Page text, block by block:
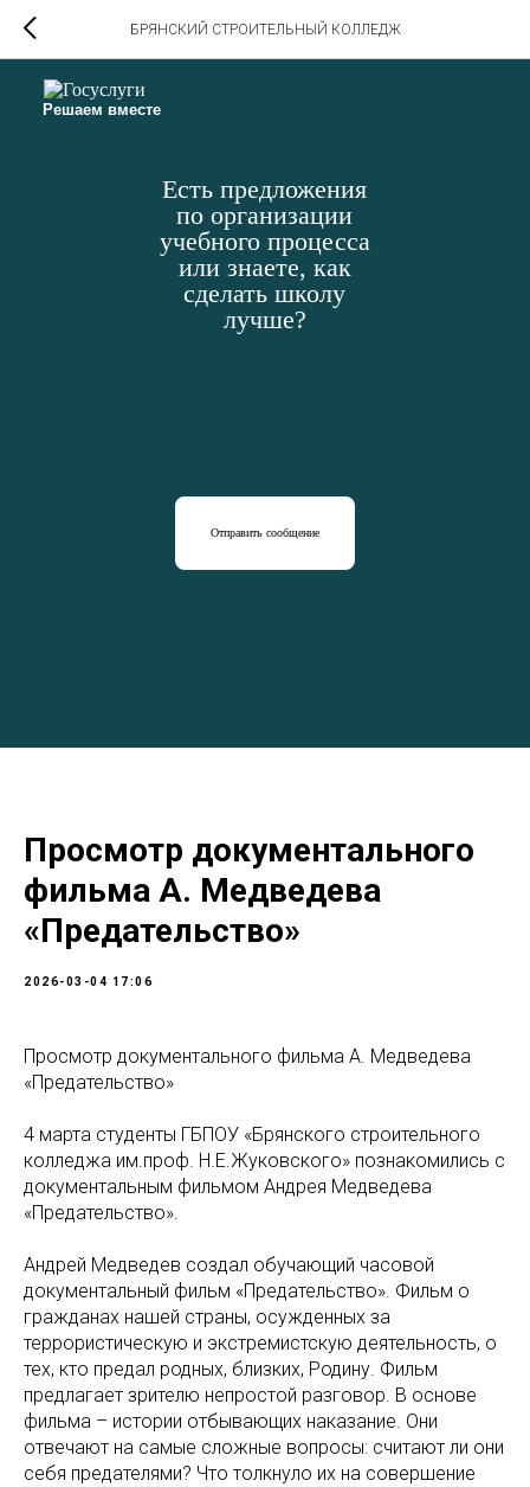
Решаем вместе
Есть предложения
по организации
учебного процесса
или знаете, как
сделать школу
лучше?
Отправить сообщение
БРЯНСКИЙ СТРОИТЕЛЬНЫЙ КОЛЛЕДЖ
Просмотр документального
фильма А. Медведева
«Предательство»
2026-03-04 17:06
Просмотр документального фильма А. Медведева
«Предательство»
4 марта студенты ГБПОУ «Брянского строительного
колледжа им.проф. Н.Е.Жуковского» познакомились с
документальным фильмом Андрея Медведева
«Предательство».
Андрей Медведев создал обучающий часовой
документальный фильм «Предательство». Фильм о
гражданах нашей страны, осужденных за
террористическую и экстремистскую деятельность, о
тех, кто предал родных, близких, Родину. Фильм
предлагает зрителю непростой разговор. В основе
фильма – истории отбывающих наказание. Они
отвечают на самые сложные вопросы: считают ли они
себя предателями? Что толкнуло их на совершение